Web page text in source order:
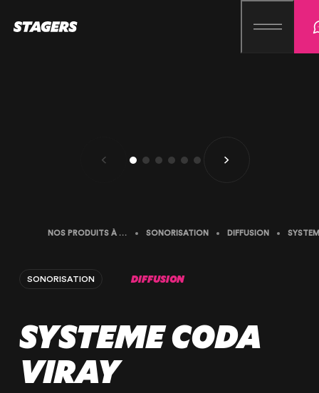
NOS PRODUITS À LA LOCATION SONORISATION DIFFUSION
SONORISATION DIFFUSION
SYSTEME CODA
VIRAY